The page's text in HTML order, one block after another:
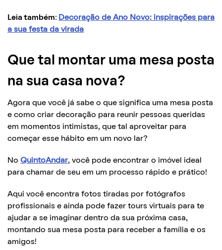
Leia também: Decoração de Ano Novo: inspirações para
a sua festa da virada
Que tal montar uma mesa posta
na sua casa nova?
Agora que você já sabe o que significa uma mesa posta
e como criar decoração para reunir pessoas queridas
em momentos intimistas, que tal aproveitar para
começar esse hábito em um novo lar?
No QuintoAndar, você pode encontrar o imóvel ideal
para chamar de seu em um processo rápido e prático!
Aqui você encontra fotos tiradas por fotógrafos
profissionais e ainda pode fazer tours virtuais para te
ajudar a se imaginar dentro da sua próxima casa,
montando sua mesa posta para receber a família e os
amigos!